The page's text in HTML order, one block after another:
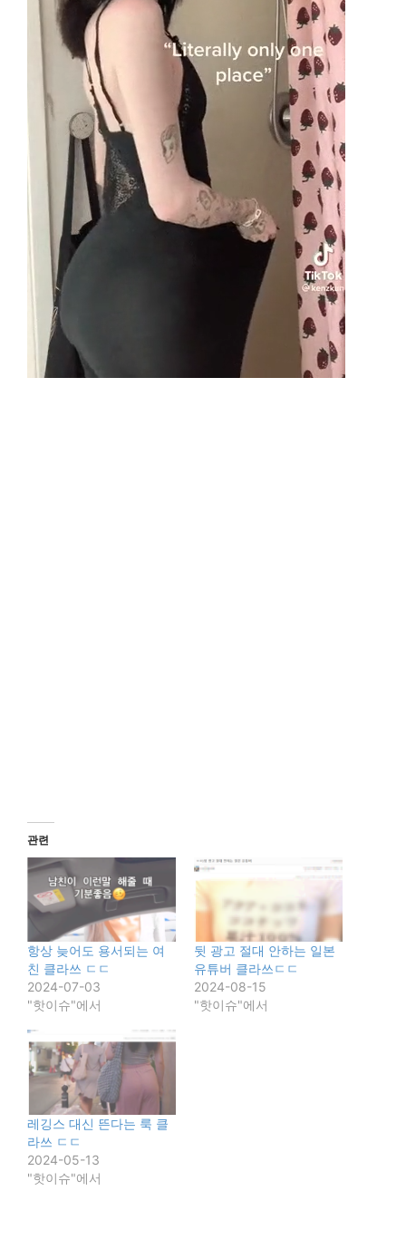
관련
항상 늦어도 용서되는 여
친 클라쓰 ㄷㄷ
2024-07-03
"핫이슈"에서
뒷 광고 절대 안하는 일본
유튜버 클라쓰ㄷㄷ
2024-08-15
"핫이슈"에서
레깅스 대신 뜬다는 룩 클
라쓰 ㄷㄷ
2024-05-13
"핫이슈"에서